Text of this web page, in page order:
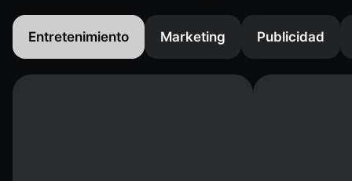
Entretenimiento Marketing Publicidad